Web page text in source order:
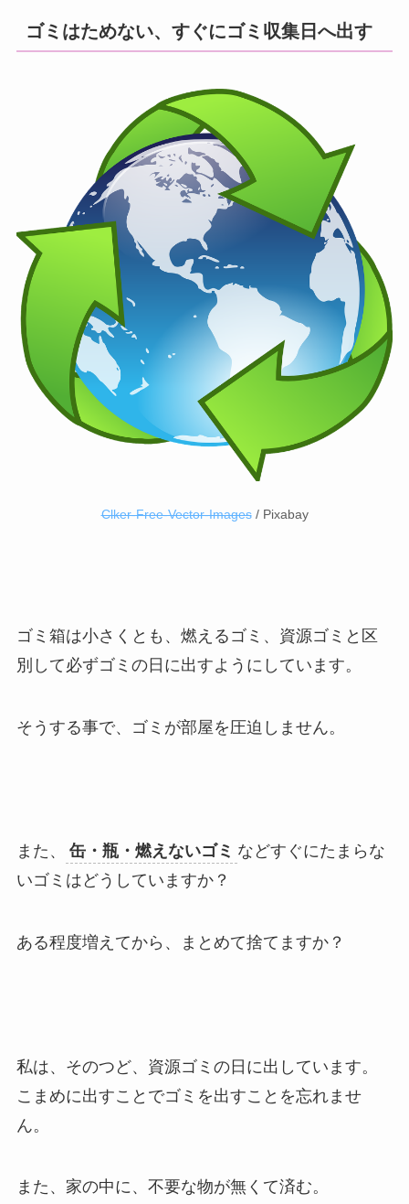
ゴミはためない、すぐにゴミ収集日へ出す
Clker-Free-Vector-Images/ Pixabay
ゴミ箱は小さくとも、燃えるゴミ、資源ゴミと区
別して必ずゴミの日に出すようにしています。
そうする事で、ゴミが部屋を圧迫しません。
また、 缶・瓶・燃えないゴミ などすぐにたまらな
いゴミはどうしていますか？
ある程度増えてから、まとめて捨てますか？
私は、そのつど、資源ゴミの日に出しています。
こまめに出すことでゴミを出すことを忘れませ
ん。
また、家の中に、不要な物が無くて済む。